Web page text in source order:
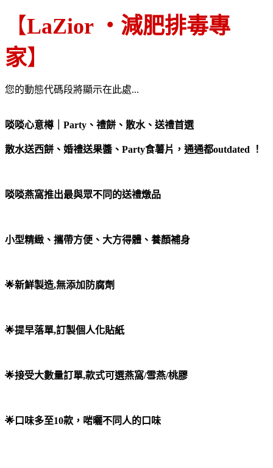
【LaZior ・減肥排毒專
家】
您的動態代碼段將顯示在此處...
啖啖心意樽｜Party、禮餅、散水、送禮首選
散水送西餅、婚禮送果醬、Party食薯片，通通都outdated ！
啖啖燕窩推出最與眾不同的送禮燉品
小型精緻、攜帶方便、大方得體、養顏補身
🌟新鮮製造,無添加防腐劑
🌟提早落單,訂製個人化貼紙
🌟接受大數量訂單,款式可選燕窩/雪燕/桃膠
🌟口味多至10款，啱曬不同人的口味